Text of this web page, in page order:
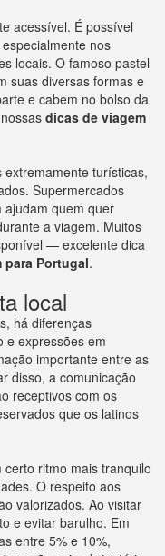
acessível. É possível
nos
locais. O famoso pastel
suas diversas formas e
e cabem no bolso da
dicas de viagem
turísticas,
Supermercados
ajudam quem quer
a viagem. Muitos
— excelente dica
para Portugal.
local
há diferenças
e expressões em
importante entre as
disso, a comunicação
receptivos com os
que os latinos
ritmo mais tranquilo
O respeito aos
valorizados. Ao visitar
e evitar barulho. Em
entre 5% e 10%,